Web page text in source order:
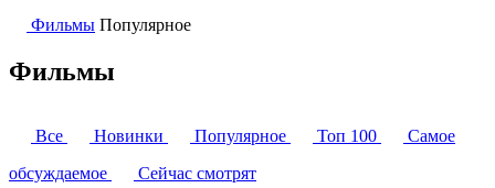
Фильмы Популярное
Фильмы
Все Новинки Популярное Топ 100
Самое
обсуждаемое
Сейчас смотрят